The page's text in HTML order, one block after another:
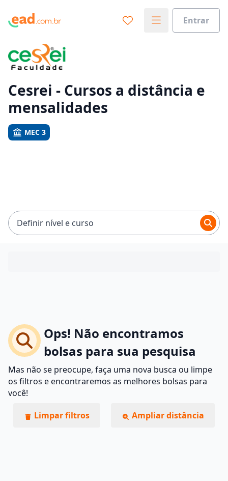
Entrar
Vamos te guiar no caminho ideal para seus estudos
Cesrei - Cursos a distância e
mensalidades
MEC 3
Definir nível e curso
Ops! Não encontramos
bolsas para sua pesquisa
Mas não se preocupe, faça uma nova busca ou limpe
os filtros e encontraremos as melhores bolsas para
você!
Limpar filtros
Ampliar distância